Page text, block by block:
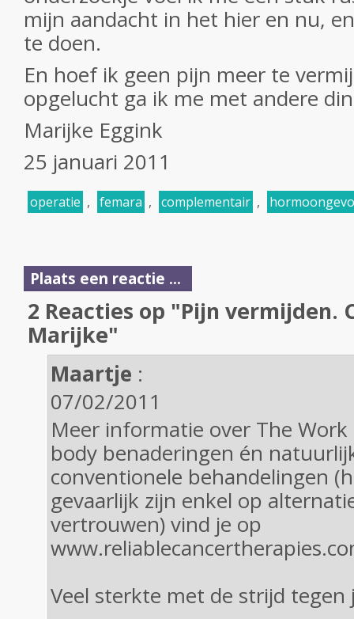
mijn aandacht in het hier en nu,
te doen.
En hoef ik geen pijn meer te
opgelucht ga ik me met andere
Marijke Eggink
25 januari 2011
operatie , femara , complementair ,
Plaats een reactie ...
2 Reacties op "Pijn vermijden.
Marijke"
Maartje :
07/02/2011
Meer informatie over The
body benaderingen én
conventionele behandelingen
gevaarlijk zijn enkel op
vertrouwen) vind je op
Veel sterkte met de strijd tegen